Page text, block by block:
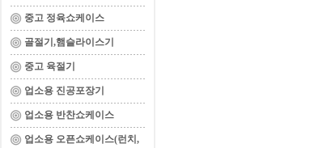
중고 정육쇼케이스
골절기,햄슬라이스기
중고 육절기
업소용 진공포장기
업소용 반찬쇼케이스
업소용 오픈쇼케이스(런치,